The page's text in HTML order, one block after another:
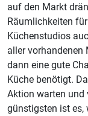
auf den Markt
Räumlichkeiten
Küchenstudios
aller vorhandenen
dann eine gute
Küche benötigt.
Aktion warten und
günstigsten ist es,